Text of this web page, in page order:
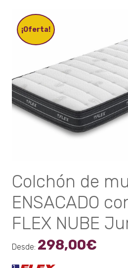
pueden
elegir
en
la
página
de
producto
¡Oferta!
Colchón de
ENSACADO
FLEX NUBE
Desde: 298,00€